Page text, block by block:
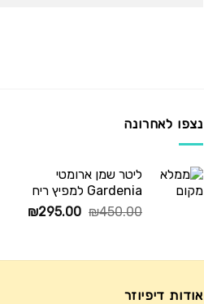
נצפו לאחרונה
ליטר שמן ארומטי
Gardenia למפיץ ריח
₪450.00
המחיר
₪450.00.
₪295.00
המחיר
אודות דיפיוזר